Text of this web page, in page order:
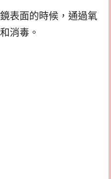
表面的時候，通過氧
消毒。